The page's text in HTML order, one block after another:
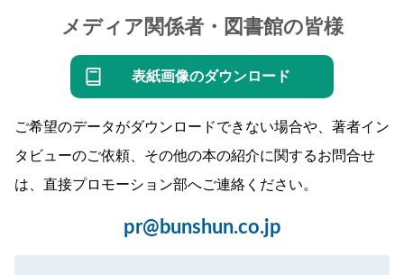
メディア関係者・図書館の皆様
表紙画像のダウンロード
ご希望のデータがダウンロードできない場合や、著者イン
タビューのご依頼、その他の本の紹介に関するお問合せ
は、直接プロモーション部へご連絡ください。
pr@bunshun.co.jp